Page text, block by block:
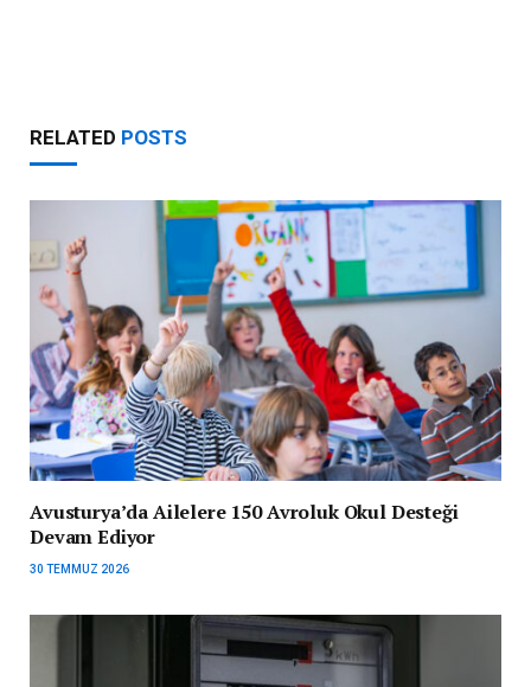
RELATED POSTS
Avusturya’da Ailelere 150 Avroluk Okul Desteği
Devam Ediyor
30 TEMMUZ 2026